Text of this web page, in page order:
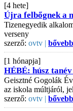
[4 hete]
Újra felbőgnek a
Tizenegyedik
verseny
szerző: ovtv |
[1 hónapja]
HÉBÉ: húsz
Geisztné Gogolák
az iskola múltjáról,
szerző: ovtv |